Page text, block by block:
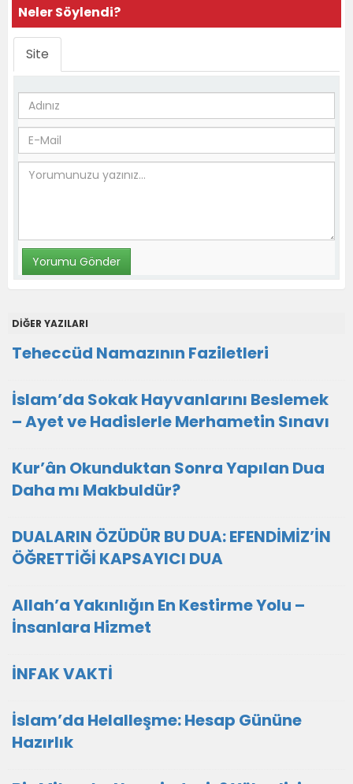
Neler Söylendi?
Site
DİĞER YAZILARI
Teheccüd Namazının Faziletleri
İslam’da Sokak Hayvanlarını Beslemek
– Ayet ve Hadislerle Merhametin Sınavı
Kur’ân Okunduktan Sonra Yapılan Dua
Daha mı Makbuldür?
DUALARIN ÖZÜDÜR BU DUA: EFENDİMİZ’İN
ÖĞRETTİĞİ KAPSAYICI DUA
Allah’a Yakınlığın En Kestirme Yolu –
İnsanlara Hizmet
İNFAK VAKTİ
İslam’da Helalleşme: Hesap Gününe
Hazırlık